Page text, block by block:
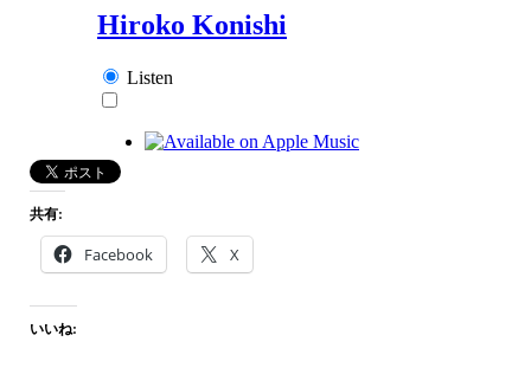
共有:
Facebook X
いいね: